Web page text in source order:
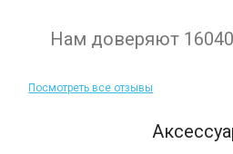
Нам доверяют
Посмотреть все отзывы